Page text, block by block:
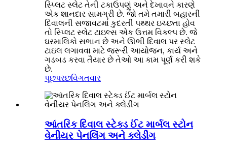
સ્પ્લિટ સ્લેટ તેની ટકાઉપણું અને દેખાવને કારણે
એક શાનદાર સામગ્રી છે. જો તમે તમારી બહારની
દિવાલની સજાવટમાં કુદરતી પથ્થર ઇચ્છતા હોવ
તો સ્પ્લિટ સ્લેટ ટાઇલ્સ એક ઉત્તમ વિકલ્પ છે. જે
ઘરમાલિકો સભાન છે અને ઊભી દિવાલ પર સ્લેટ
ટાઇલ લગાવવા માટે જરૂરી આયોજન, કાર્ય અને
ગડબડ કરવા તૈયાર છે તેઓ આ કામ પૂર્ણ કરી શકે
છે.
પૂછપરછવિગતવાર
આંતરિક દિવાલ સ્ટેક્ડ ઈંટ માર્બલ સ્ટોન
વેનીયર પેનલિંગ અને ક્લેડીંગ